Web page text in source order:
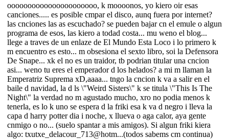
oooooooooooooooooooooo, k moooonos, yo kiero oir esas
canciones..... es posible cmpar el disco, aunq fuera por internet?
las cnciones las as escuchado? se pueden bajar cn el emule o algun
programa de esos, las kiero a todad costa... mu weno el blog...
llege a traves de un enlaze de El Mundo Esta Loco i lo primero k
m encuentro es esto... m obsesiona el sexto libro, soi la Defensora
De Snape... xk el no es un traidor, tb podrian titular una cncion
asi... weno tu eres el emperador d los helados? a mi m llaman la
Emperatriz Suprema xD,aaaa... tngo la cncion k va a salir en el
baile d navidad, la d ls \"Weird Sisters\" k se titula \"This Is The
Night\" la verdad no m agustado mucho, xro no podia menos k
tenerla, es lo k uno se espera d la friki esa k va d negro i lleva la
capa d harry potter dia i noche, x llueva o aga calor, aya gente
cnmigo o no... (suelo spantar a mis amigos). Si algun friki kiera
algo: txutxe_delacour_713@hotm...(todos sabems cm continua)